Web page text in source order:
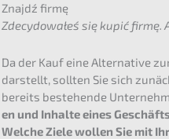
Znajdź firmę
Zdecy­do­wałeś się kupić firmę.
Da der Kauf eine Alter­na­ti­ve
darstellt, sollten Sie sich
bereits bestehen­de
en und Inhal­te eines
Welche Ziele wollen Sie mit